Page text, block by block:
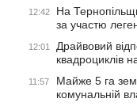
12:42
На
за участю
12:01
Драйвовий
квадроциклів
11:57
Майже 5 га
комунальній